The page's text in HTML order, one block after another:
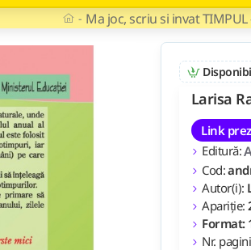
Ma joc, scriu si invat TIMPUL
Larisa
Link
Editură:
Cod:
Autor(i):
Apariție:
Format:
Nr.